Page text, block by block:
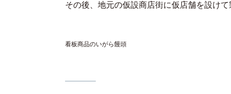
その後、地元の仮設商店街に仮店舗を設けて
看板商品のいがら饅頭